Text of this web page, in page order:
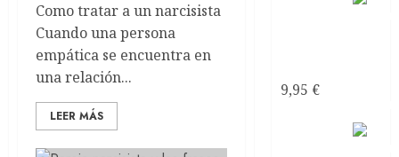
Como tratar a un narcisista
Cuando una persona
empática se encuentra en
una relación...
LEER MÁS
9,95 €